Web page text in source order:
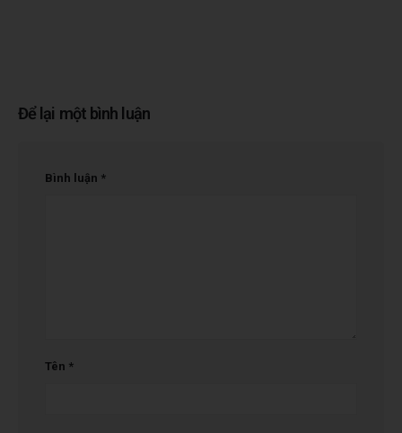
Để lại một bình luận
Bình luận *
Tên *